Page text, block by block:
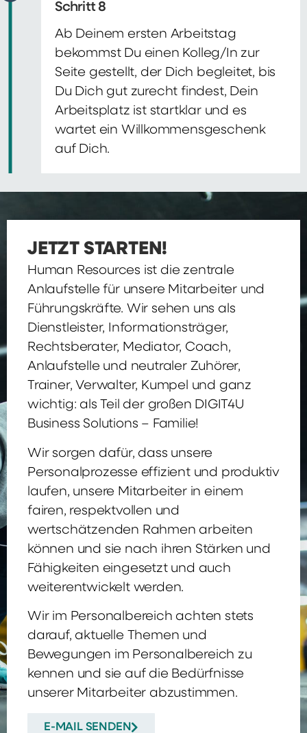
Schritt 8
Ab Deinem ersten Arbeitstag
bekommst Du einen Kolleg/In zur
Seite gestellt, der Dich begleitet, bis
Du Dich gut zurecht findest, Dein
Arbeitsplatz ist startklar und es
wartet ein Willkommensgeschenk
auf Dich.
JETZT STARTEN!
Human Resources ist die zentrale
Anlaufstelle für unsere Mitarbeiter und
Führungskräfte. Wir sehen uns als
Dienstleister, Informationsträger,
Rechtsberater, Mediator, Coach,
Anlaufstelle und neutraler Zuhörer,
Trainer, Verwalter, Kumpel und ganz
wichtig: als Teil der großen DIGIT4U
Business Solutions – Familie!
Wir sorgen dafür, dass unsere
Personalprozesse effizient und produktiv
laufen, unsere Mitarbeiter in einem
fairen, respektvollen und
wertschätzenden Rahmen arbeiten
können und sie nach ihren Stärken und
Fähigkeiten eingesetzt und auch
weiterentwickelt werden.
Wir im Personalbereich achten stets
darauf, aktuelle Themen und
Bewegungen im Personalbereich zu
kennen und sie auf die Bedürfnisse
unserer Mitarbeiter abzustimmen.
E-MAIL SENDEN